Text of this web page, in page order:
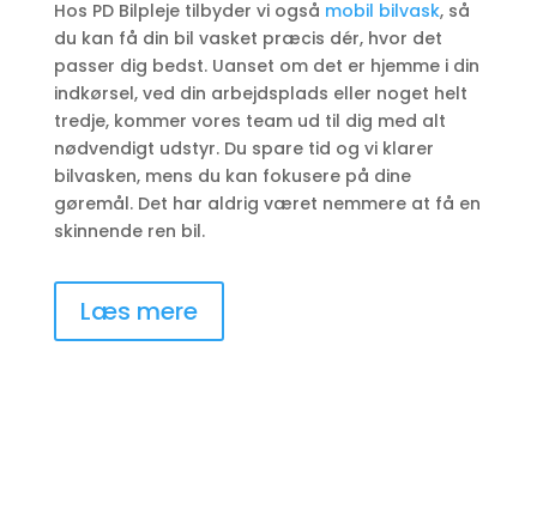
Hos PD Bilpleje tilbyder vi også mobil bilvask, så
du kan få din bil vasket præcis dér, hvor det
passer dig bedst. Uanset om det er hjemme i din
indkørsel, ved din arbejdsplads eller noget helt
tredje, kommer vores team ud til dig med alt
nødvendigt udstyr. Du spare tid og vi klarer
bilvasken, mens du kan fokusere på dine
gøremål. Det har aldrig været nemmere at få en
skinnende ren bil.
Læs mere